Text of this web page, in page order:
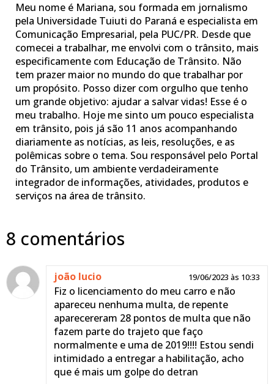
Meu nome é Mariana, sou formada em jornalismo
pela Universidade Tuiuti do Paraná e especialista em
Comunicação Empresarial, pela PUC/PR. Desde que
comecei a trabalhar, me envolvi com o trânsito, mais
especificamente com Educação de Trânsito. Não
tem prazer maior no mundo do que trabalhar por
um propósito. Posso dizer com orgulho que tenho
um grande objetivo: ajudar a salvar vidas! Esse é o
meu trabalho. Hoje me sinto um pouco especialista
em trânsito, pois já são 11 anos acompanhando
diariamente as notícias, as leis, resoluções, e as
polêmicas sobre o tema. Sou responsável pelo Portal
do Trânsito, um ambiente verdadeiramente
integrador de informações, atividades, produtos e
serviços na área de trânsito.
8 comentários
joão lucio 19/06/2023 às 10:33
Fiz o licenciamento do meu carro e não
apareceu nenhuma multa, de repente
aparecereram 28 pontos de multa que não
fazem parte do trajeto que faço
normalmente e uma de 2019!!!! Estou sendi
intimidado a entregar a habilitação, acho
que é mais um golpe do detran